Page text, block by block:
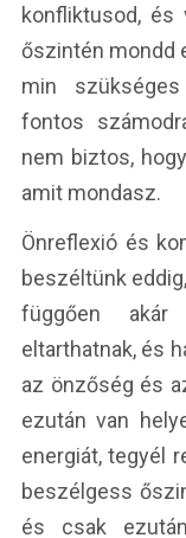
konfliktusod, és
őszintén mondd
min
fontos
nem biztos,
amit mondasz.
Önreflexió és
beszéltünk
függően
eltarthatnak, és
az önzőség és
ezután van
energiát, tegyél
beszélgess
és csak